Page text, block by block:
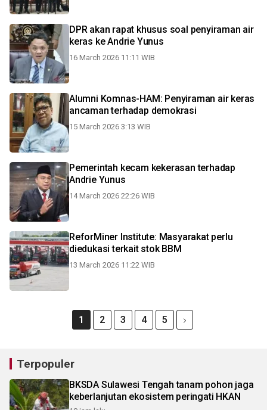
DPR akan rapat khusus soal penyiraman air
keras ke Andrie Yunus
16 March 2026 11:11 WIB
Alumni Komnas-HAM: Penyiraman air keras
ancaman terhadap demokrasi
15 March 2026 3:13 WIB
Pemerintah kecam kekerasan terhadap
Andrie Yunus
14 March 2026 22:26 WIB
ReforMiner Institute: Masyarakat perlu
diedukasi terkait stok BBM
13 March 2026 11:22 WIB
1 2 3 4 5
Terpopuler
BKSDA Sulawesi Tengah tanam pohon jaga
keberlanjutan ekosistem peringati HKAN